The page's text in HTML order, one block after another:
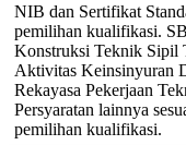
NIB dan Sertifikat
pemilihan kualifikasi.
Konstruksi Teknik Sipil
Aktivitas Keinsinyuran
Rekayasa Pekerjaan
Persyaratan lainnya
pemilihan kualifikasi.